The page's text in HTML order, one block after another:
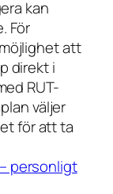
kan
För
att
direkt i
RUT-
väljer
för att ta
personligt